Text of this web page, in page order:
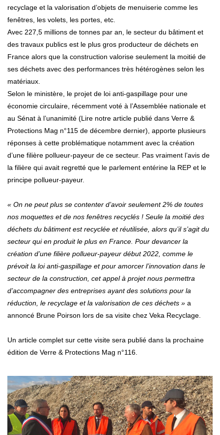
recyclage et la valorisation d’objets de menuiserie comme les
fenêtres, les volets, les portes, etc.
Avec 227,5 millions de tonnes par an, le secteur du bâtiment et
des travaux publics est le plus gros producteur de déchets en
France alors que la construction valorise seulement la moitié de
ses déchets avec des performances très hétérogènes selon les
matériaux.
Selon le ministère, le projet de loi anti-gaspillage pour une
économie circulaire, récemment voté à l’Assemblée nationale et
au Sénat à l’unanimité (Lire notre article publié dans Verre &
Protections Mag n°115 de décembre dernier), apporte plusieurs
réponses à cette problématique notamment avec la création
d’une filière pollueur-payeur de ce secteur. Pas vraiment l’avis de
la filière qui avait regretté que le parlement entérine la REP et le
principe pollueur-payeur.
« On ne peut plus se contenter d’avoir seulement 2% de toutes
nos moquettes et de nos fenêtres recyclés ! Seule la moitié des
déchets du bâtiment est recyclée et réutilisée, alors qu’il s’agit du
secteur qui en produit le plus en France. Pour devancer la
création d’une filière pollueur-payeur début 2022, comme le
prévoit la loi anti-gaspillage et pour amorcer l’innovation dans le
secteur de la construction, cet appel à projet nous permettra
d’accompagner des entreprises ayant des solutions pour la
réduction, le recyclage et la valorisation de ces déchets » a
annoncé Brune Poirson lors de sa visite chez Veka Recyclage.
Un article complet sur cette visite sera publié dans la prochaine
édition de Verre & Protections Mag n°116.